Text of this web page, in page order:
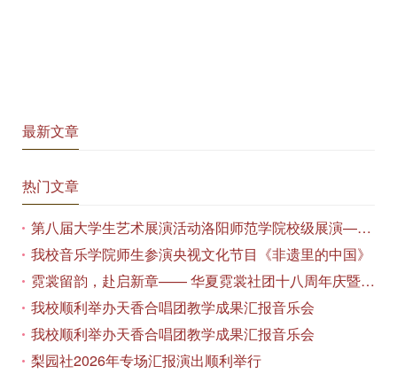
最新文章
热门文章
第八届大学生艺术展演活动洛阳师范学院校级展演——艺术作品专场展览在美术与艺术学院顺利开展
我校音乐学院师生参演央视文化节目《非遗里的中国》
霓裳留韵，赴启新章—— 华夏霓裳社团十八周年庆暨毕业季特别演出圆满落幕
我校顺利举办天香合唱团教学成果汇报音乐会
我校顺利举办天香合唱团教学成果汇报音乐会
梨园社2026年专场汇报演出顺利举行